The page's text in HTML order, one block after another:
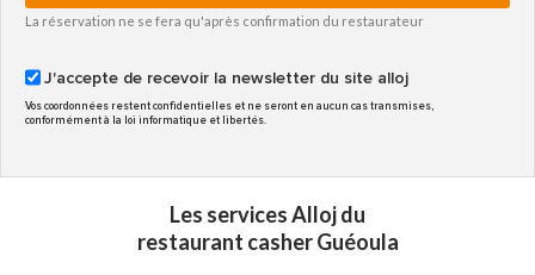
La réservation ne se fera qu'après confirmation du restaurateur
J'accepte de recevoir la newsletter du site alloj
Vos coordonnées restent confidentielles et ne seront en aucun cas transmises,
conformément à la loi informatique et libertés.
Les services Alloj du
restaurant casher Guéoula